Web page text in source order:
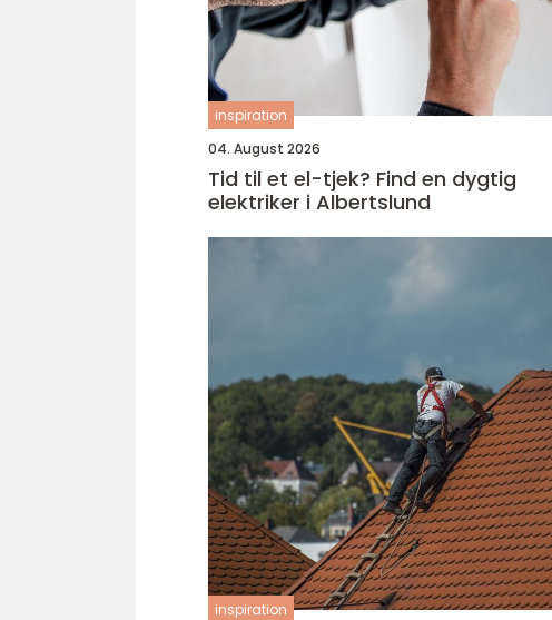
inspiration
04. August 2026
Tid til et el-tjek? Find en dygtig
elektriker i Albertslund
inspiration